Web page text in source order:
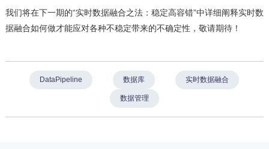
我们将在下一期的“实时数据融合之法：稳定高容错”中详细阐释实时数
据融合如何做才能应对各种不稳定带来的不确定性，敬请期待！
DataPipeline 数据库 实时数据融合
数据管理